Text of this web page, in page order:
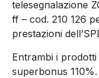
telesegnalazione
ff – cod. 210 126
prestazioni
Entrambi i
superbonus 110%.